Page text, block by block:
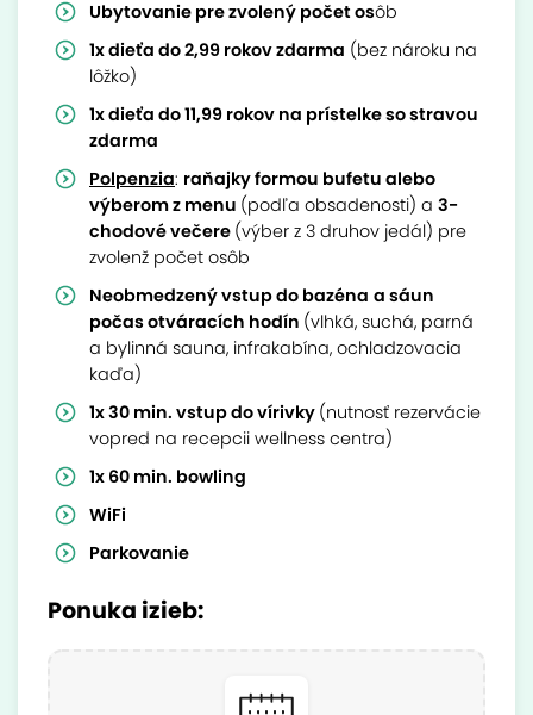
Ubytovanie pre zvolený počet osôb
1x dieťa do 2,99 rokov zdarma (bez nároku na
lôžko)
1x dieťa do 11,99 rokov na prístelke so stravou
zdarma
Polpenzia: raňajky formou bufetu alebo
výberom z menu (podľa obsadenosti) a 3-
chodové večere (výber z 3 druhov jedál) pre
zvolenž počet osôb
Neobmedzený vstup do bazéna a sáun
počas otváracích hodín (vlhká, suchá, parná
a bylinná sauna, infrakabína, ochladzovacia
kaďa)
1x 30 min. vstup do vírivky (nutnosť rezervácie
vopred na recepcii wellness centra)
1x 60 min. bowling
WiFi
Parkovanie
Ponuka izieb: